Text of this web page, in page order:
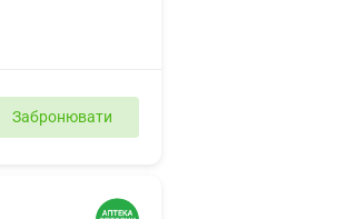
Забронювати